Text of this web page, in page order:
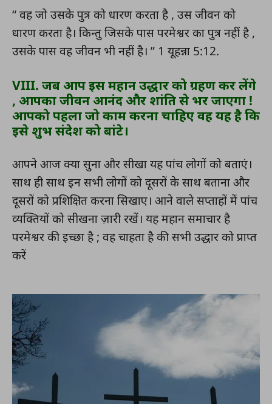
“ वह जो उसके पुत्र को धारण करता है , उस जीवन को
धारण करता है। किन्तु जिसके पास परमेश्वर का पुत्र नहीं है ,
उसके पास वह जीवन भी नहीं है। ” 1 यूहन्ना 5:12.
VIII. जब आप इस महान उद्धार को ग्रहण कर लेंगे
, आपका जीवन आनंद और शांति से भर जाएगा !
आपको पहला जो काम करना चाहिए वह यह है कि
इसे शुभ संदेश को बांटे।
आपने आज क्या सुना और सीखा यह पांच लोगों को बताएं।
साथ ही साथ इन सभी लोगों को दूसरों के साथ बताना और
दूसरों को प्रशिक्षित करना सिखाए। आने वाले सप्ताहों में पांच
व्यक्तियों को सीखना ज़ारी रखें। यह महान समाचार है
परमेश्वर की इच्छा है ; वह चाहता है की सभी उद्धार को प्राप्त
करें